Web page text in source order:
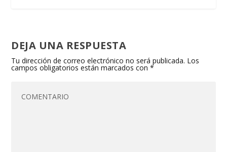
DEJA UNA RESPUESTA
Tu dirección de correo electrónico no será publicada. Los
campos obligatorios están marcados con*